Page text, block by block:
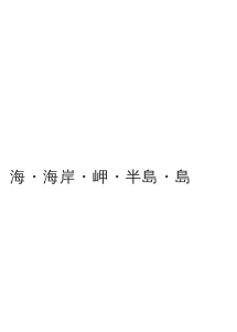
海・海岸・岬・半島・島